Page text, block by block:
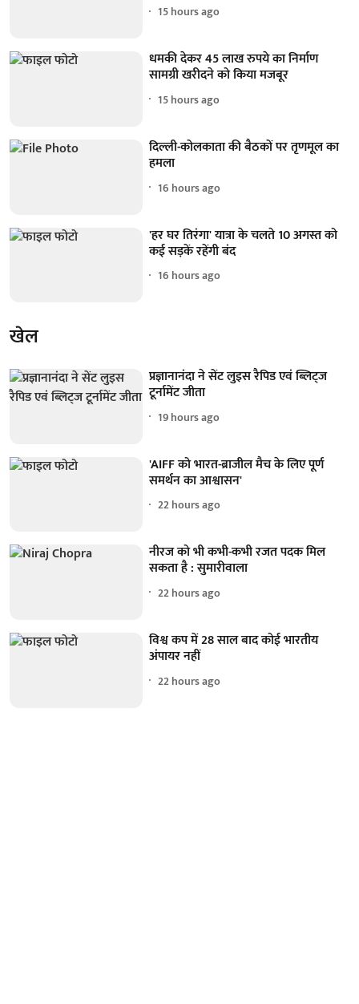
15 hours ago
धमकी देकर 45 लाख रुपये का निर्माण
सामग्री खरीदने को किया मजबूर
15 hours ago
दिल्ली-कोलकाता की बैठकों पर तृणमूल का
हमला
16 hours ago
'हर घर तिरंगा' यात्रा के चलते 10 अगस्त को
कई सड़कें रहेंगी बंद
16 hours ago
खेल
प्रज्ञानानंदा ने सेंट लुइस रैपिड एवं ब्लिट्ज
टूर्नामेंट जीता
19 hours ago
'AIFF को भारत-ब्राजील मैच के लिए पूर्ण
समर्थन का आश्वासन'
22 hours ago
नीरज को भी कभी-कभी रजत पदक मिल
सकता है : सुमारीवाला
22 hours ago
विश्व कप में 28 साल बाद कोई भारतीय
अंपायर नहीं
22 hours ago